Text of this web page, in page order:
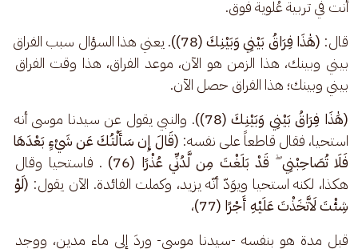
أنت في تربية عُلوية فوق.
قال: (هَٰذَا فِرَاقُ بَيْنِي وَبَيْنِكَ (78))
. يعني هذا السؤال سبب الفراق
بيني وبينك، هذا الزمن هو الآن، موعد الفراق، هذا وقت الفراق
بيني وبينك؛ هذا الفراق حصل الآن.
(هَٰذَا فِرَاقُ بَيْنِي وَبَيْنِكَ (78))
. والنبي يقول عن سيدنا موسى أنه
استحيا، فقال قاطعاً على نفسه: (قَالَ إِن سَأَلْتُكَ عَن شَيْءٍ بَعْدَهَا
فَلَا تُصَاحِبْنِي ۖ قَدْ بَلَغْتَ مِن لَّدُنِّي عُذْرًا (76)
. فاستحيا وقال
هكذا، لكنه استحيا ويوَدّ أنّه يزيد، وكملت الفائدة. الآن يقول: (لَوْ
شِئْتَ لَاتَّخَذْتَ عَلَيْهِ أَجْرًا (77)
،
قبل مدة هو بنفسه -سيدنا موسى- وردَ إلى ماء مدين، ووجد